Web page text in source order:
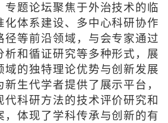
专题论坛聚焦于外治技术的临
化体系建设、多中心科研协作
径等前沿领域，与会专家通过
析和循证研究等多种形式，展
域的独特理论优势与创新发展
生代学者提供了展示平台，
代科研方法的技术评价研究和
，体现了学科传承与创新的有